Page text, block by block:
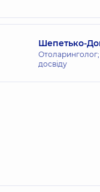
Шепетько-
досвіду